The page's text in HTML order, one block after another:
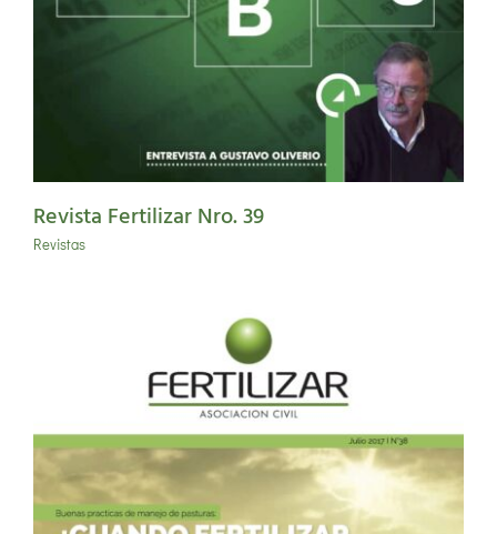
Revista Fertilizar Nro. 39
Revistas